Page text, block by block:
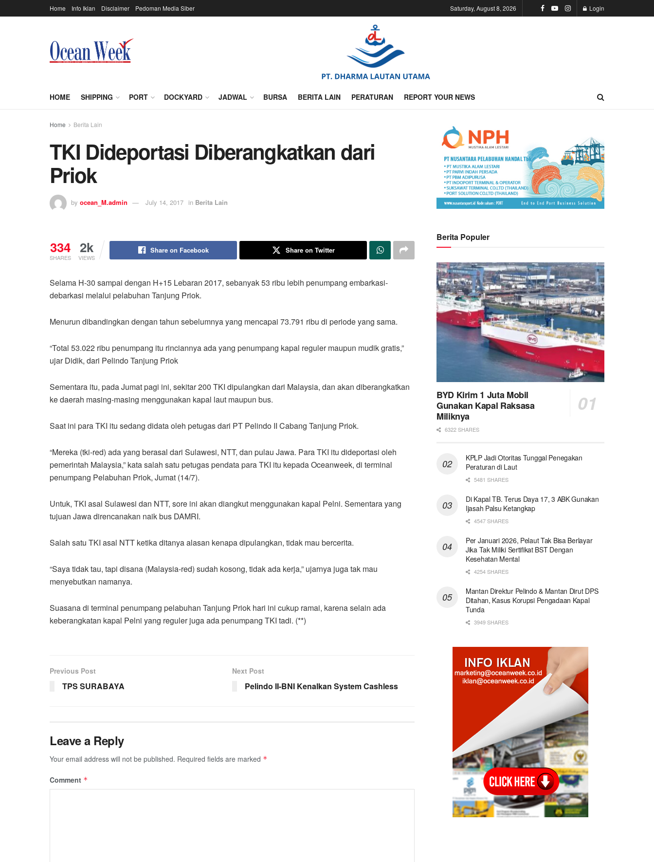
Home Info Iklan Disclaimer Pedoman Media Siber Saturday, August 8, 2026 Login
HOME SHIPPING PORT DOCKYARD JADWAL BURSA BERITA LAIN PERATURAN REPORT YOUR NEWS
Home Berita Lain
TKI Dideportasi Diberangkatkan dari
Priok
by ocean_M.admin July 14, 2017 in Berita Lain
334
SHARES
2k
VIEWS
Share on Facebook Share on Twitter
Selama H-30 sampai dengan H+15 Lebaran 2017, sebanyak 53 ribu lebih penumpang embarkasi-
debarkasi melalui pelabuhan Tanjung Priok.
Menurun dibandingkan dengan tahun sebelumnya yang mencapai 73.791 ribu di periode yang sama.
“Total 53.022 ribu penumpang itu rinciannya ada yang penumpang kapal reguler maupun mudik gratis,”
ujar Didik, dari Pelindo Tanjung Priok
Sementara itu, pada Jumat pagi ini, sekitar 200 TKI dipulangkan dari Malaysia, dan akan diberangkatkan
ke daerah masing-masing menggunakan kapal laut maupun bus.
Saat ini para TKI itu sedang didata oleh petugas dari PT Pelindo II Cabang Tanjung Priok.
“Mereka (tki-red) ada yang berasal dari Sulawesi, NTT, dan pulau Jawa. Para TKI itu dideportasi oleh
pemerintah Malaysia,” kata salah satu petugas pendata para TKI itu kepada Oceanweek, di terminal
penumpang Pelabuhan Priok, Jumat (14/7).
Untuk, TKI asal Sulawesi dan NTT, sore ini akan diangkut menggunakan kapal Pelni. Sementara yang
tujuan Jawa direncanakan naik bus DAMRI.
Salah satu TKI asal NTT ketika ditanya alasan kenapa dipulangkan, tidak mau bercerita.
“Saya tidak tau, tapi disana (Malaysia-red) sudah kosong, tidak ada kerja,” ujarnya juga tak mau
menyebutkan namanya.
Suasana di terminal penumpang pelabuhan Tanjung Priok hari ini cukup ramai, karena selain ada
keberangkatan kapal Pelni yang reguler juga ada penumpang TKI tadi. (**)
Previous Post
TPS SURABAYA
Next Post
Pelindo II-BNI Kenalkan System Cashless
Leave a Reply
Your email address will not be published. Required fields are marked *
Comment *
Berita Populer
BYD Kirim 1 Juta Mobil
Gunakan Kapal Raksasa
Miliknya
6322 SHARES
KPLP Jadi Otoritas Tunggal Penegakan
Peraturan di Laut
5481 SHARES
Di Kapal TB. Terus Daya 17, 3 ABK Gunakan
Ijasah Palsu Ketangkap
4547 SHARES
Per Januari 2026, Pelaut Tak Bisa Berlayar
Jika Tak Miliki Sertifikat BST Dengan
Kesehatan Mental
4254 SHARES
Mantan Direktur Pelindo & Mantan Dirut DPS
Ditahan, Kasus Korupsi Pengadaan Kapal
Tunda
3949 SHARES